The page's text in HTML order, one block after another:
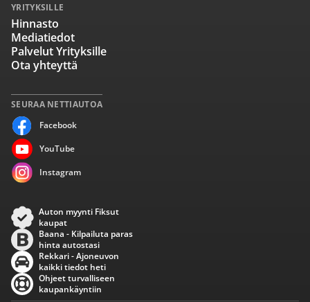
SEURAA NETTIAUTOA
Facebook
YouTube
Instagram
YRITYKSILLE
Hinnasto
Mediatiedot
Palvelut Yrityksille
Ota yhteyttä
Auton myynti Fiksut
kaupat
Baana - Kilpailuta paras
hinta autostasi
Rekkari - Ajoneuvon
kaikki tiedot heti
Ohjeet turvalliseen
kaupankäyntiin